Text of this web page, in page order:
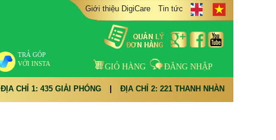
TRẢ GÓP
VỚI INSTA
Giới thiệu DigiCare Tin tức
GIỎ HÀNG ĐĂNG NHẬP
ĐỊA CHỈ 1: 435 GIẢI PHÓNG ĐỊA CHỈ 2: 221 THANH NHÀN